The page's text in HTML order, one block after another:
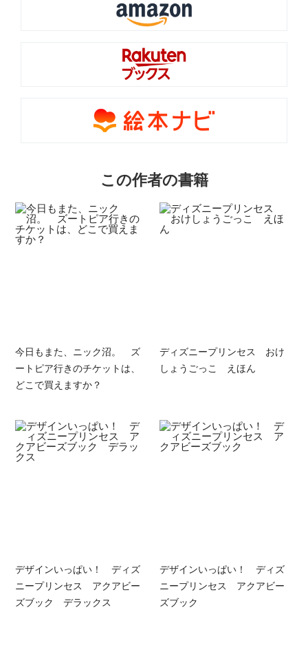
この作者の書籍
今日もまた、ニック沼。 ズ
ートピア行きのチケットは、
どこで買えますか？
ディズニープリンセス おけ
しょうごっこ えほん
デザインいっぱい！ ディズ
ニープリンセス アクアビー
ズブック デラックス
デザインいっぱい！ ディズ
ニープリンセス アクアビー
ズブック